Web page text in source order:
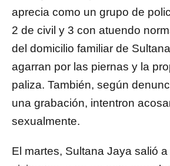
aprecia como un grupo de
2 de civil y 3 con atuendo
del domicilio familiar de
agarran por las piernas y la
paliza. También, según
una grabación, intentron
sexualmente.
El martes, Sultana Jaya salió